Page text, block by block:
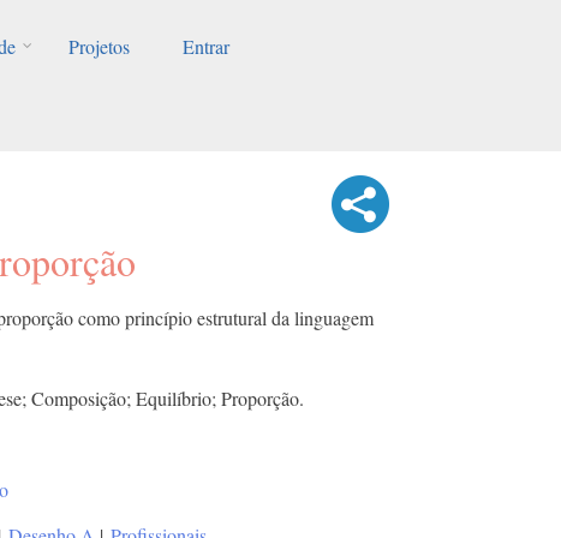
Projetos Entrar
como princípio estrutural da linguagem
Composição; Equilíbrio; Proporção.